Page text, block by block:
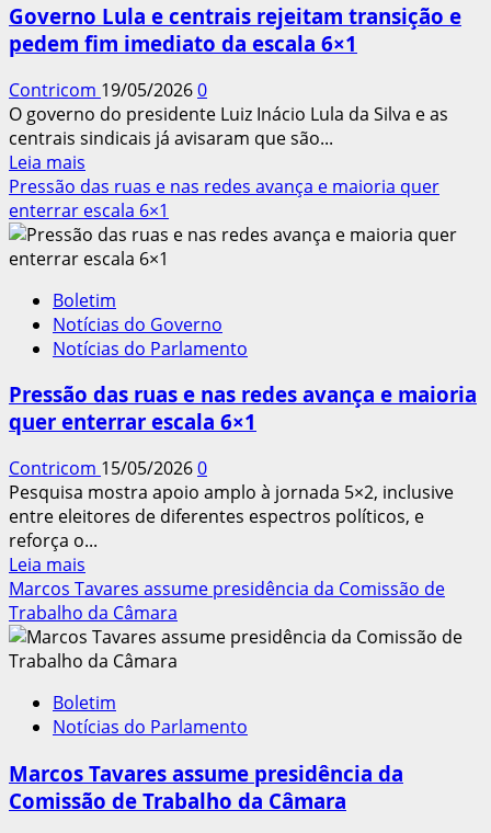
aprovação
do
da
escala
6×1,
com
redução
da
jornada,
sem
redução
de
salário
Governo Lula e centrais rejeitam transição e
pedem fim imediato da escala 6×1
Contricom 19/05/20260
O governo do presidente Luiz Inácio Lula da Silva e as
centrais sindicais já avisaram que são...
Leia mais
mais
sobre
Governo
Lula
centrais
rejeitam
transição
pedem
fim
da
escala
6×1
Pressão das ruas e nas redes avança e maioria quer
enterrar escala 6×1
Boletim
Notícias do Governo
Notícias do Parlamento
Pressão das ruas e nas redes avança e maioria
quer enterrar escala 6×1
Contricom 15/05/20260
Pesquisa mostra apoio amplo à jornada 5×2, inclusive
entre eleitores de diferentes espectros políticos, e
reforça o...
Leia mais
mais
sobre
Pressão
das
e
nas
avança
e
Marcos Tavares assume presidência da Comissão de
Trabalho da Câmara
Boletim
Notícias do Parlamento
Marcos Tavares assume presidência da
Comissão de Trabalho da Câmara